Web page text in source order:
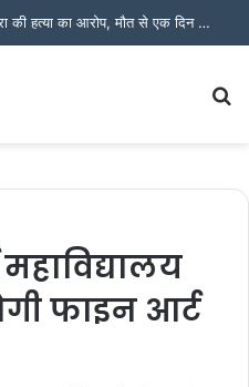
रायपुर लिव-इन मर्डर केस: बीएड छात्रा की हत्या का आरोप, मौत से एक दिन पहले बहन को बताई थी मारपीट की बात
फाइन आर्ट